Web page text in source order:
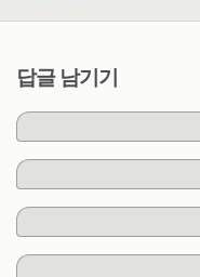
답글 남기기